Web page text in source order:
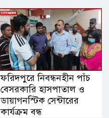
ফরিদপুরে নিবন্ধনহীন পাঁচ
বেসরকারি হাসপাতাল ও
ডায়াগনস্টিক সেন্টারের
কার্যক্রম বন্ধ